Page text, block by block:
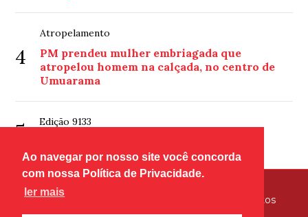
Ao navegar por nosso site você concorda
com nossa Política de Privacidade.
ler mais
4
Atropelamento
PM prendeu mulher embriagada que
atropelou homem na calçada, no centro de
Umuarama
5 Edição 9133
© Copyright 2026 - Tribuna Hoje - Todos os direitos
reservados